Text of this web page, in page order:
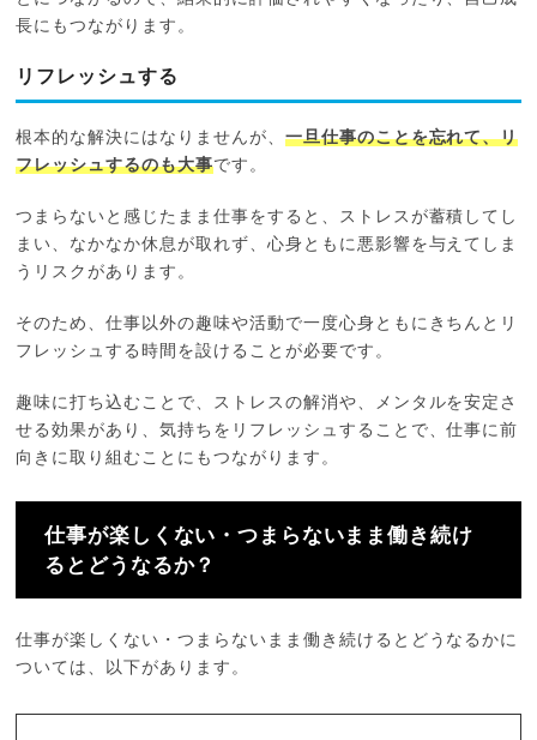
長にもつながります。
リフレッシュする
根本的な解決にはなりませんが、 一旦仕事のことを忘れて、リ
フレッシュするのも大事です。
つまらないと感じたまま仕事をすると、ストレスが蓄積してし
まい、なかなか休息が取れず、心身ともに悪影響を与えてしま
うリスクがあります。
そのため、仕事以外の趣味や活動で一度心身ともにきちんとリ
フレッシュする時間を設けることが必要です。
趣味に打ち込むことで、ストレスの解消や、メンタルを安定さ
せる効果があり、気持ちをリフレッシュすることで、仕事に前
向きに取り組むことにもつながります。
仕事が楽しくない・つまらないまま働き続け
るとどうなるか？
仕事が楽しくない・つまらないまま働き続けるとどうなるかに
ついては、以下があります。